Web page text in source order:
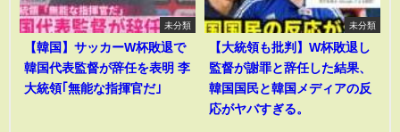
未分類
【韓国】サッカーW杯敗退で
韓国代表監督が辞任を表明 李
大統領｢無能な指揮官だ｣
未分類
【大統領も批判】W杯敗退し
監督が謝罪と辞任した結果、
韓国国民と韓国メディアの反
応がヤバすぎる。